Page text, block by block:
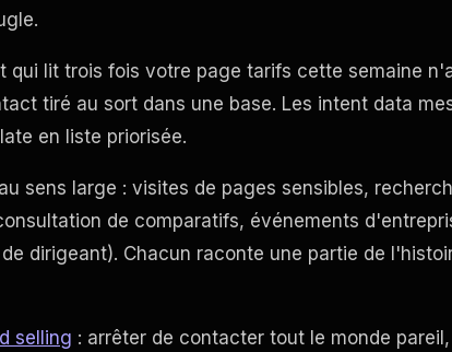
qui lit trois fois votre page tarifs cette semaine
tiré au sort dans une base. Les intent data
en liste priorisée.
sens large : visites de pages sensibles,
de comparatifs, événements
dirigeant). Chacun raconte une partie de
selling : arrêter de contacter tout le monde